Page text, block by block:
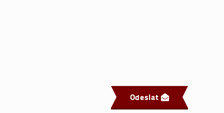
Odeslat